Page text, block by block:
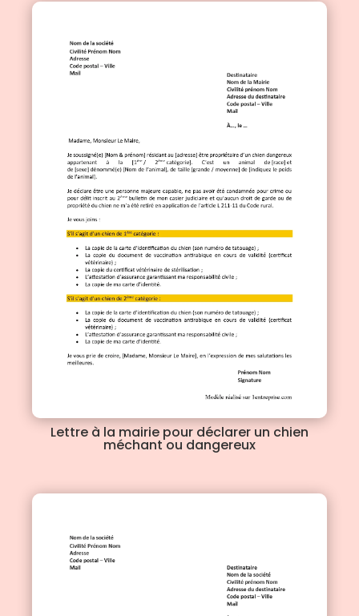
Lettre à la mairie pour déclarer un chien
méchant ou dangereux